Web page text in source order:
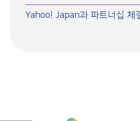
Yahoo! Japan과 파트너십 체